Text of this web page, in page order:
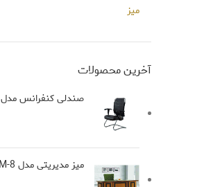
میز
آخرین محصولات
صندلی کنفرانس مدل T-C712
میز مدیریتی مدل M-8